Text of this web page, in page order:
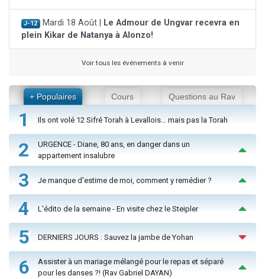
J-12 Mardi 18 Août |
Le Admour de Ungvar recevra en
plein Kikar de Natanya à Alonzo!
Voir tous les événements à venir
+ Populaires Cours Questions au Rav
1 Ils ont volé 12 Sifré Torah à Levallois… mais pas la Torah
2
URGENCE - Diane, 80 ans, en danger dans un
appartement insalubre
3 Je manque d'estime de moi, comment y remédier ?
4 L'édito de la semaine - En visite chez le Steipler
5 DERNIERS JOURS : Sauvez la jambe de Yohan
6
Assister à un mariage mélangé pour le repas et séparé
pour les danses ?! (Rav Gabriel DAYAN)